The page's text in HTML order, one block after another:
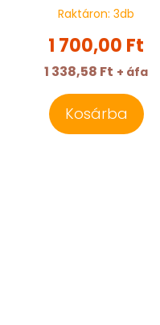
Raktáron: 3db
1 700,00 Ft
1 338,58 Ft + áfa
Kosárba